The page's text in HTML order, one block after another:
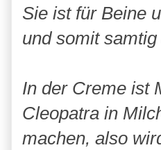
Sie ist für Beine
und somit
In der Creme ist
Cleopatra in
machen, also